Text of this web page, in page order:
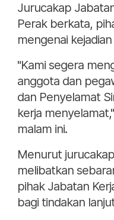
Jurucakap
Perak berkata,
mengenai
"Kami segera
anggota dan
dan Penyelamat
kerja
malam ini.
Menurut
melibatkan
pihak Jabatan
bagi tindakan